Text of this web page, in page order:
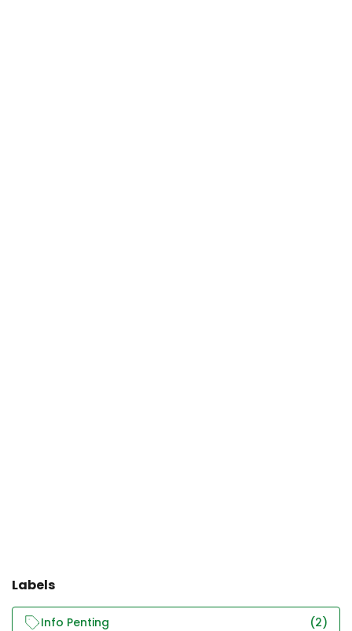
Labels
Info Penting
(2)